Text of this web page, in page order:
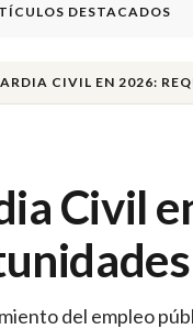
DESTACADOS
CIVIL EN 2026:
Civil
del empleo